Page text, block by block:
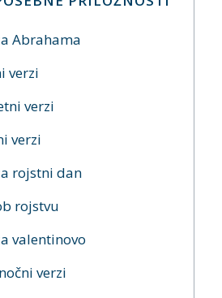
Abrahama
verzi
verzi
verzi
rojstni dan
rojstvu
valentinovo
verzi